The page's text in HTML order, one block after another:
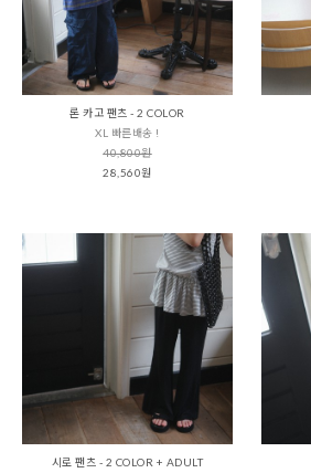
론 카고 팬츠 - 2 COLOR
XL 빠른배송 !
40,800원
28,560원
시로 팬츠 - 2 COLOR + ADULT